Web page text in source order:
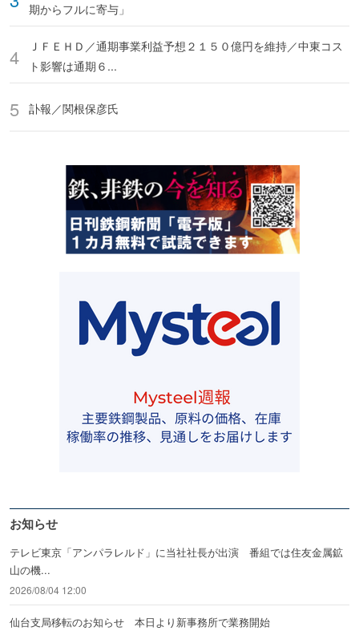
期からフルに寄与」
ＪＦＥＨＤ／通期事業利益予想２１５０億円を維持／中東コス
ト影響は通期６...
訃報／関根保彦氏
お知らせ
テレビ東京「アンパラレルド」に当社社長が出演 番組では住友金属鉱
山の機...
2026/08/04 12:00
仙台支局移転のお知らせ 本日より新事務所で業務開始